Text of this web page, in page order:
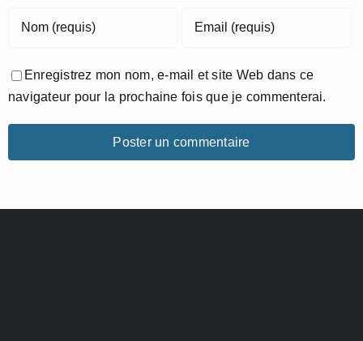
Enregistrez mon nom, e-mail et site Web dans ce
navigateur pour la prochaine fois que je commenterai.